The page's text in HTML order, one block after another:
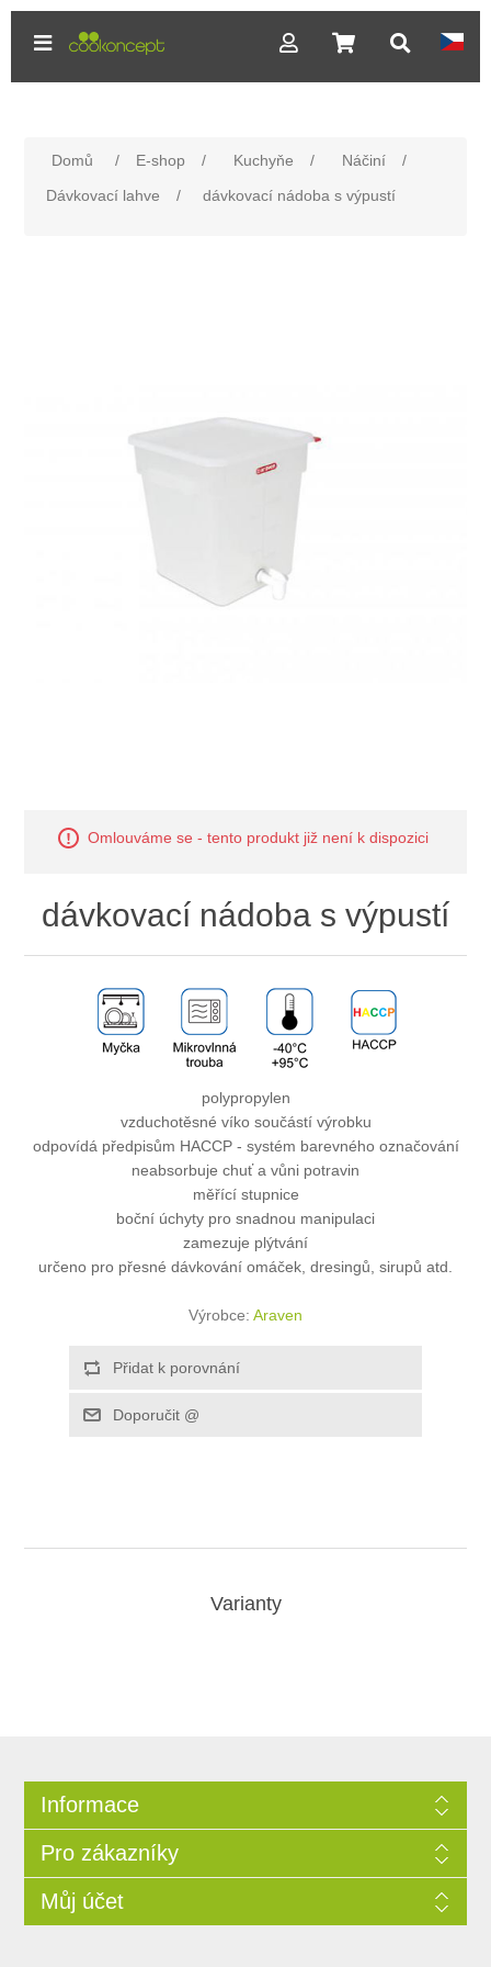
Domů / E-shop / Kuchyňe / Náčiní
/
Dávkovací lahve
/ dávkovací nádoba s výpustí
Omlouváme se - tento produkt již není k dispozici
dávkovací nádoba s výpustí
polypropylen
vzduchotěsné víko součástí výrobku
odpovídá předpisům HACCP - systém barevného označování
neabsorbuje chuť a vůni potravin
měřící stupnice
boční úchyty pro snadnou manipulaci
zamezuje plýtvání
určeno pro přesné dávkování omáček, dresingů, sirupů atd.
Výrobce: Araven
Varianty
Informace
Pro zákazníky
Můj účet